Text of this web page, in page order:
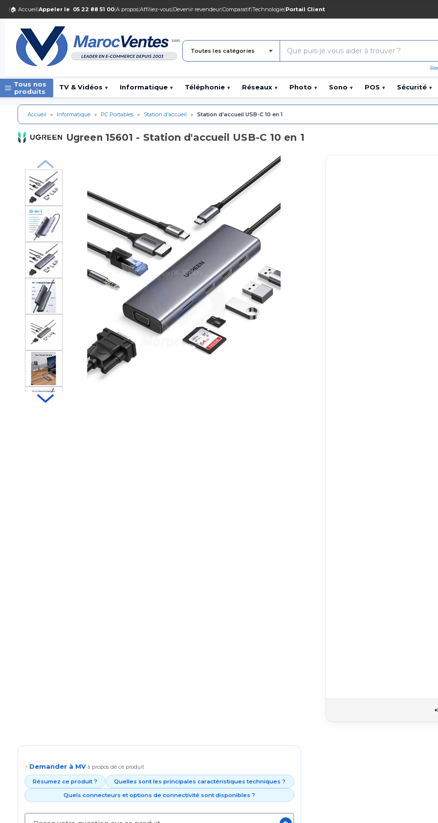
| 🏠 Accueil|Appeler le 05 22 88 51 00|A propos|Affiliez-vous|Devenir revendeur|Comparatif|Technologie|Portail Client
Toutes les catégories
Tous nos
produits
TV & Vidéos ▾ Informatique ▾ Téléphonie ▾ Réseaux ▾ Photo ▾ Sono ▾ POS ▾ Sécurité ▾
Accueil » Informatique » PC Portables » Station d'accueil » Station d'accueil USB-C 10 en 1
Ugreen 15601 - Station d'accueil USB-C 10 en 1
⚡ Demander à MV à propos de ce produit
Résumez ce produit ?
Quelles sont les principales caractéristiques techniques ?
Quels connecteurs et options de connectivité sont disponibles ?